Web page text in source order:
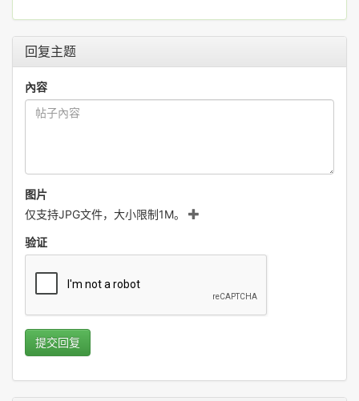
回复主题
內容
图片
仅支持JPG文件，大小限制1M。
验证
提交回复